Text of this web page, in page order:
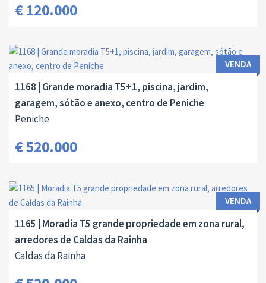
€ 120.000
VENDA
1168 | Grande moradia T5+1, piscina, jardim,
garagem, sótão e anexo, centro de Peniche
Peniche
€ 520.000
VENDA
1165 | Moradia T5 grande propriedade em zona rural,
arredores de Caldas da Rainha
Caldas da Rainha